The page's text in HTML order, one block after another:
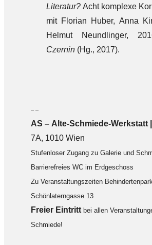
Literatur? Acht komplexe
mit Florian Huber, Anna
Helmut Neundlinger,
Czernin(Hg., 2017).
– –
AS – Alte-Schmiede-Werkstatt |
7A, 1010 Wien
Stufenloser Zugang zu Galerie und
Barrierefreies WC im Erdgeschoss
Zu Veranstaltungszeiten
Schönlaterngasse 13
Freier Eintritt bei allen
Schmiede!